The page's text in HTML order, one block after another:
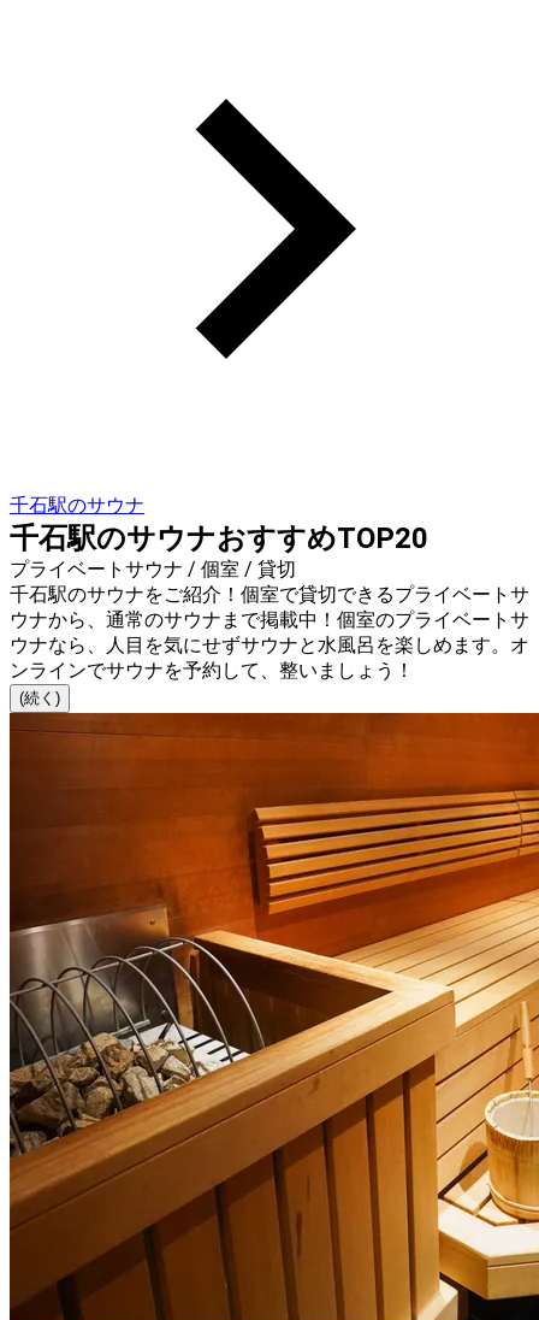
千石駅のサウナ
千石駅のサウナおすすめTOP20
プライベートサウナ / 個室 / 貸切
千石駅のサウナをご紹介！個室で貸切できるプライベートサ
ウナから、通常のサウナまで掲載中！個室のプライベートサ
ウナなら、人目を気にせずサウナと水風呂を楽しめます。オ
ンラインでサウナを予約して、整いましょう！
(続く)